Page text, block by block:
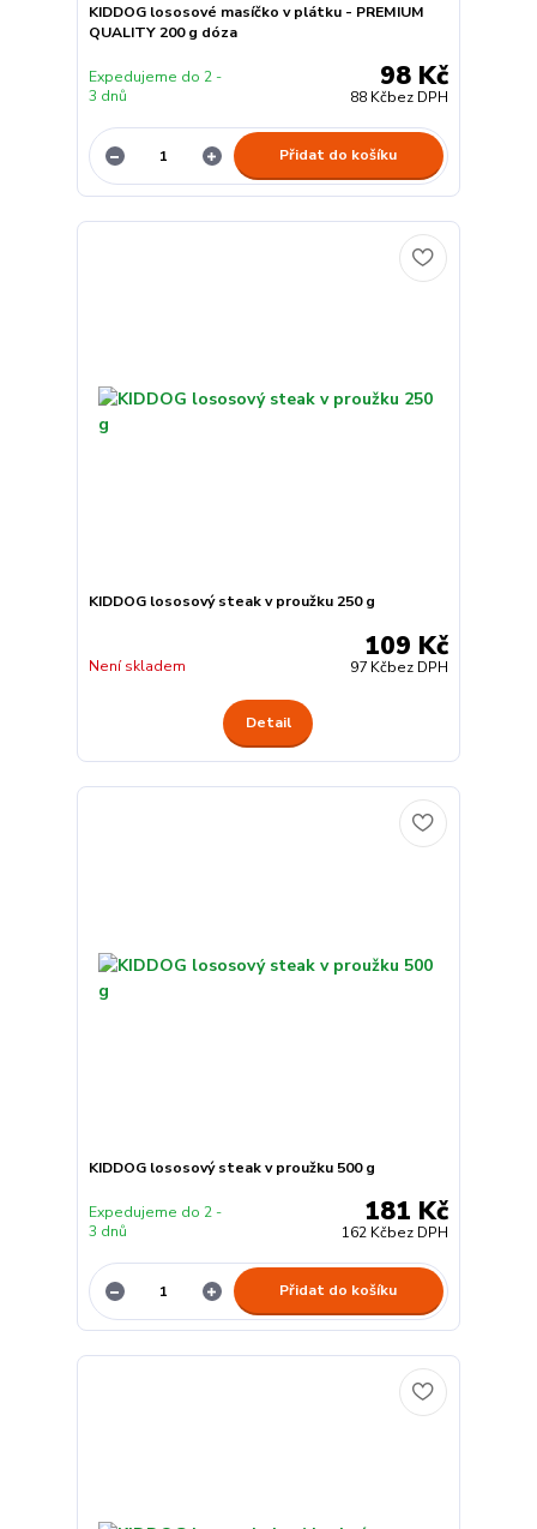
KIDDOG lososové masíčko v plátku - PREMIUM
QUALITY 200 g dóza
98 Kč
88 Kčbez DPH
Expedujeme do 2 -
3 dnů
Přidat do košíku
KIDDOG lososový steak v proužku 250 g
109 Kč
97 Kčbez DPH
Není skladem
Detail
KIDDOG lososový steak v proužku 500 g
181 Kč
162 Kčbez DPH
Expedujeme do 2 -
3 dnů
Přidat do košíku